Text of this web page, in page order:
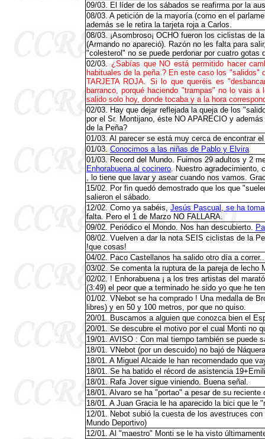
09/03. El líder de los sábados se reafirma por la
08/03. A petición de la mayoría (como en el
además se le retira la tarjeta roja a Carlos.
08/03. ¡Asombroso¡ OCHO fueron los ciclistas de
(Armando no apareció). Razón no les falta para
"colesterol" no se puede perdonar por cuatro gotas
02/03. ¿Sabías que NO está permitido hacer
habituales de la peña ? En este caso los
TARJETA ROJA. Si lo que queréis es
barranco, porqué haciendo "trampas" no lo vais
salido solo hoy, donde tocaba y a la hora
02/03. Hay que dejar reflejada la queja de los
por el Sr. Montijano, éste NO APARECIO y
de la Peña?
01/03. Al parecer se está muy cerca de encontrar
01/03. Conocimos a las niñas de Pablo y Elvira
01/03. Record del Mundo. Fuimos 29 adultos y 2
Enhorabuena al cocinero. Nuestro agradecimiento,
, lo tiene que lavar y asear cuando nos vamos.
15/02. Por fin quedó demostrado que los que
salieron el sábado.
12/02. Como ya sabéis, Jesús Pascual, se ha
falta. Pero el 1 de Marzo NO FALLARA.
09/02. Periódico el Mondo. Nos han descubierto.
08/02. Vuelven a dar la nota SEIS ciclistas de la
!que cosas!
04/02. Paco Castellanos ha salido otro día a
03/02. Se comenta la ruptura de la pareja de lecho
02/02. ! Enhorabuena ¡ a los tres artistas del
(3:49) el peor que a terminado he sido yo que he
01/02. VNebot se ha comprado ! Una medalla de
libres) y en 50 y 100 metros, por que no quiso.
20/01. Buscamos a alguien que conozca bien el
20/01. Se descubre el motivo por el cual Monti no
19/01. AVISO : Con mal tiempo también se puede
18/01. VNebot (por un descuido) no bajó de
18/01. A Miguel Alcaide le han recomendado que
18/01. Se ha batido el récord de asistencia
18/01. Rafa Jover sigue viniendo. Buena señal.
18/01. Alvaro se ha "portao" a pesar de su reciente
18/01. A Juan Gracia le ha aparecido la bici que le
12/01. Nebot subió la cuesta de los avestruces
Mundo Deportivo)
12/01. Al "maestro" Monti se le ha visto